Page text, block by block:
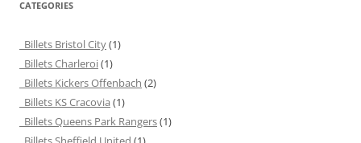
CATEGORIES
Billets Bristol City(1)
Billets Charleroi(1)
Billets Kickers Offenbach (2)
Billets KS Cracovia (1)
Billets Queens Park Rangers(1)